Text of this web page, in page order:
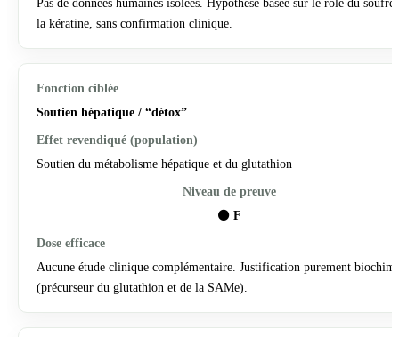
la kératine, sans confirmation clinique.
Soutien hépatique / “détox”
Soutien du métabolisme hépatique et du glutathion
⚫ F
Aucune étude clinique complémentaire. Justification purement
(précurseur du glutathion et de la SAMe).